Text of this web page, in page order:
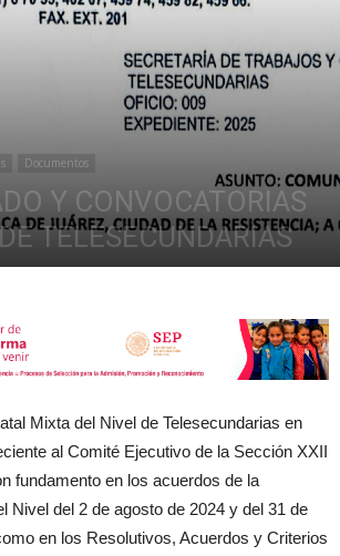
XXII
Documentos
Y CONVOCATORIAS
TELESECUNDARIAS
Mixta del Nivel de Telesecundarias en
al Comité Ejecutivo de la Sección XXII
fundamento en los acuerdos de la
Nivel del 2 de agosto de 2024 y del 31 de
en los Resolutivos, Acuerdos y Criterios